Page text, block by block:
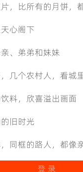
比所有的月饼，
心阁下
、弟弟和妹妹
个农村人，看城
，欣喜溢出画面
旧时光
框的路人，都像
登 录